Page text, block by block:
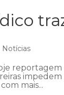
Notícias
reportagem
mais...